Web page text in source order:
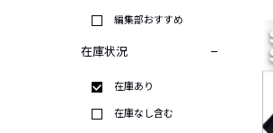
編集部おすすめ
在庫状況
在庫あり
在庫なし含む